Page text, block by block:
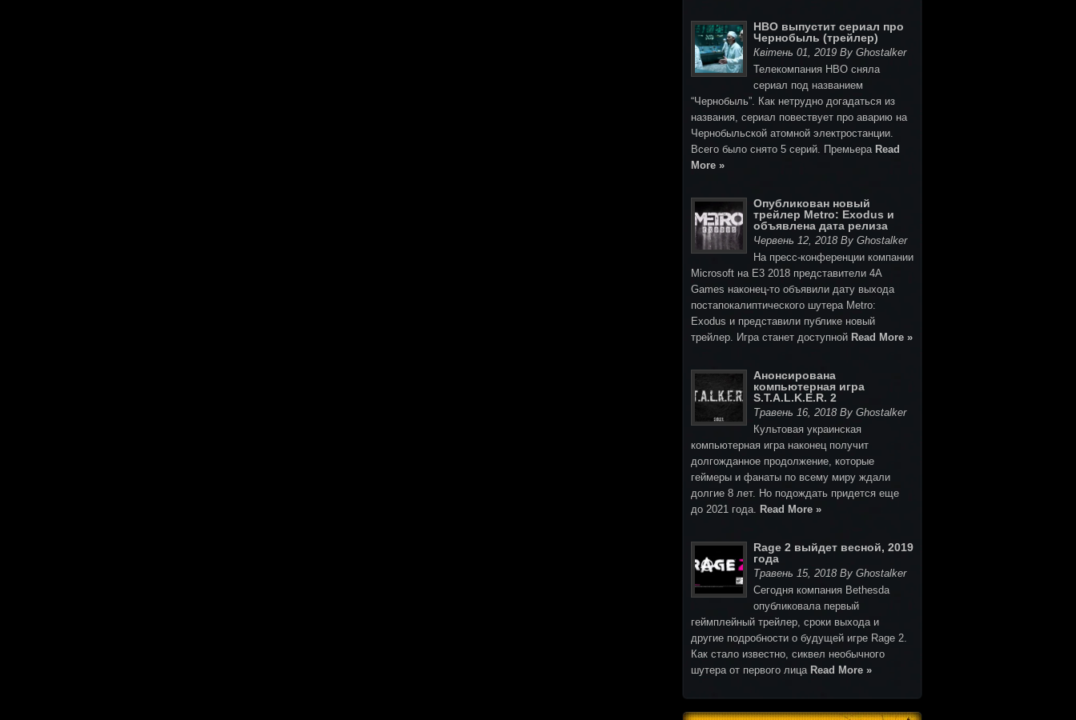
HBO выпустит сериал про
Чернобыль (трейлер)
Квітень 01, 2019 By Ghostalker
Телекомпания HBO сняла
сериал под названием
“Чернобыль”. Как нетрудно догадаться из
названия, сериал повествует про аварию на
Чернобыльской атомной электростанции.
Всего было снято 5 серий. Премьера Read
More »
Опубликован новый
трейлер Metro: Exodus и
объявлена дата релиза
Червень 12, 2018 By Ghostalker
На пресс-конференции компании
Microsoft на E3 2018 представители 4A
Games наконец-то объявили дату выхода
постапокалиптического шутера Metro:
Exodus и представили публике новый
трейлер. Игра станет доступной Read More »
Анонсирована
компьютерная игра
S.T.A.L.K.E.R. 2
Травень 16, 2018 By Ghostalker
Культовая украинская
компьютерная игра наконец получит
долгожданное продолжение, которые
геймеры и фанаты по всему миру ждали
долгие 8 лет. Но подождать придется еще
до 2021 года. Read More »
Rage 2 выйдет весной, 2019
года
Травень 15, 2018 By Ghostalker
Cегодня компания Bethesda
опубликовала первый
геймплейный трейлер, сроки выхода и
другие подробности о будущей игре Rage 2.
Как стало известно, сиквел необычного
шутера от первого лица Read More »